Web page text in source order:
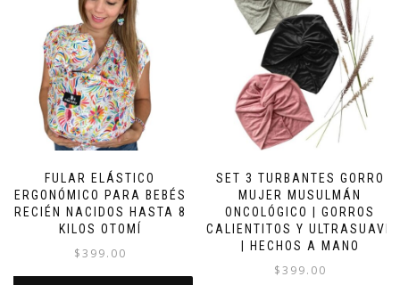
FULAR ELÁSTICO
ERGONÓMICO PARA BEBÉS
RECIÉN NACIDOS HASTA 8
KILOS OTOMÍ
$399.00
SET 3 TURBANTES GORRO
MUJER MUSULMÁN
ONCOLÓGICO | GORROS
CALIENTITOS Y ULTRASUAVE
| HECHOS A MANO
$399.00